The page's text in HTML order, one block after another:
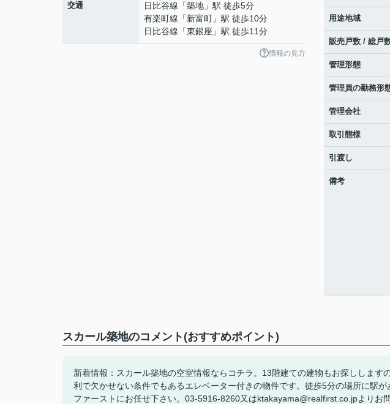
交通 日比谷線 「築地 」駅 徒歩5分
有楽町線 「新富町 」駅 徒歩10分
日比谷線 「東銀座 」駅 徒歩11分
情報の見方
用途地域
販売戸数 / 総戸
管理形態
管理員の勤務形
管理会社
取引態様
引渡し
備考
スカール築地のコメント(おすすめポイント)
新着情報：スカール築地の空室情報ならコチラ。13階建ての建物もお探しします
利で欠かせない条件でもあるエレベーター付きの物件です。徒歩5分の場所に駅
ファーストにお任せ下さい。03-5916-8260又はktakayama@realfirst.co.jpよりお